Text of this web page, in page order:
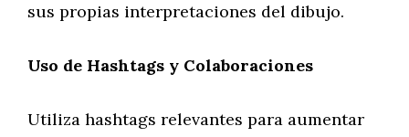
sus propias interpretaciones del dibujo.
Uso de Hashtags y Colaboraciones
Utiliza hashtags relevantes para aumentar